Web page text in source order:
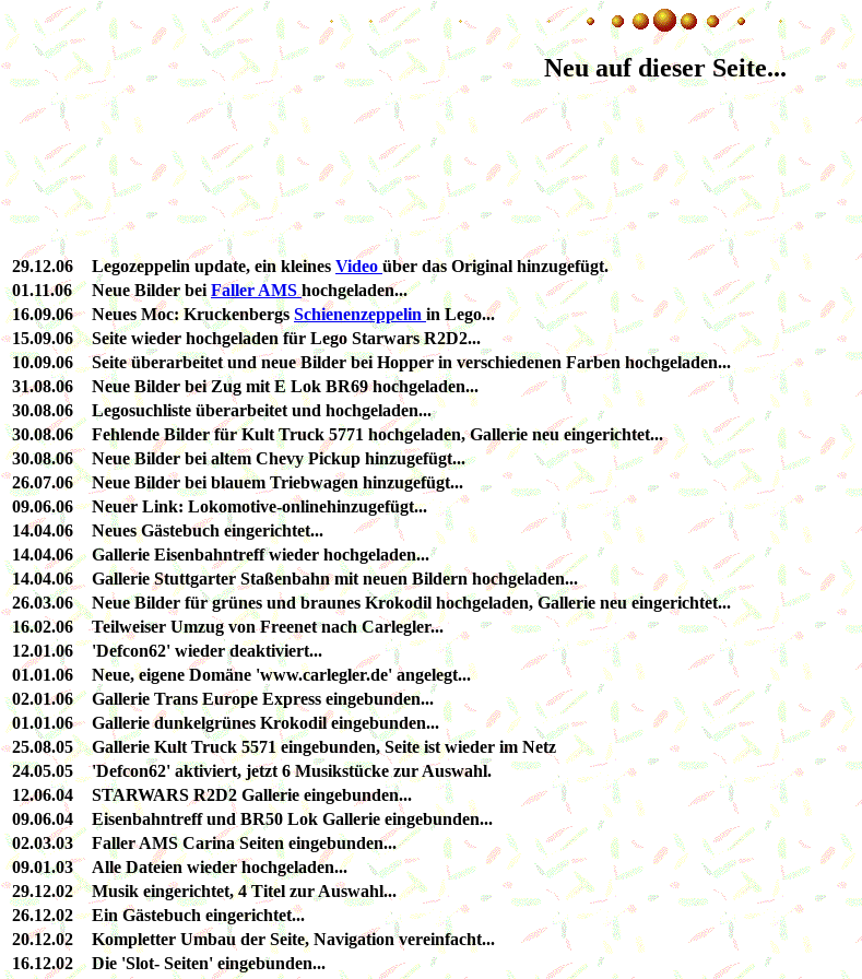
Neu auf dieser Seite...
29.12.06 Legozeppelin update, ein kleines Video über das Original hinzugefügt.
01.11.06
Neue Bilder bei Faller AMShochgeladen...
16.09.06
Neues Moc: Kruckenbergs Schienenzeppelin in Lego...
15.09.06
Seite wieder hochgeladen für Lego Starwars R2D2...
10.09.06
Seite überarbeitet und neue Bilder bei Hopper in verschiedenen Farben hochgeladen...
31.08.06
Neue Bilder bei Zug mit E Lok BR69 hochgeladen...
30.08.06
Legosuchliste überarbeitet und hochgeladen...
30.08.06
Fehlende Bilder für Kult Truck 5771 hochgeladen, Gallerie neu eingerichtet...
30.08.06
Neue Bilder bei altem Chevy Pickup hinzugefügt...
26.07.06
Neue Bilder bei blauem Triebwagen hinzugefügt...
09.06.06
Neuer Link: Lokomotive-onlinehinzugefügt...
14.04.06
Neues Gästebuch eingerichtet...
14.04.06
Gallerie Eisenbahntreff wieder hochgeladen...
14.04.06
Gallerie Stuttgarter Staßenbahn mit neuen Bildern hochgeladen...
26.03.06
Neue Bilder für grünes und braunes Krokodil hochgeladen, Gallerie neu eingerichtet...
16.02.06
Teilweiser Umzug von Freenet nach Carlegler...
12.01.06
'Defcon62' wieder deaktiviert...
01.01.06
Neue, eigene Domäne 'www.carlegler.de' angelegt...
02.01.06
Gallerie Trans Europe Express eingebunden...
01.01.06
Gallerie dunkelgrünes Krokodil eingebunden...
25.08.05
Gallerie Kult Truck 5571 eingebunden, Seite ist wieder im Netz
24.05.05
'Defcon62' aktiviert, jetzt 6 Musikstücke zur Auswahl.
12.06.04
STARWARS R2D2 Gallerie eingebunden...
09.06.04
Eisenbahntreff und BR50 Lok Gallerie eingebunden...
02.03.03
Faller AMS Carina Seiten eingebunden...
09.01.03
Alle Dateien wieder hochgeladen...
29.12.02
Musik eingerichtet, 4 Titel zur Auswahl...
26.12.02
Ein Gästebuch eingerichtet...
20.12.02
Kompletter Umbau der Seite, Navigation vereinfacht...
16.12.02
Die 'Slot- Seiten' eingebunden...